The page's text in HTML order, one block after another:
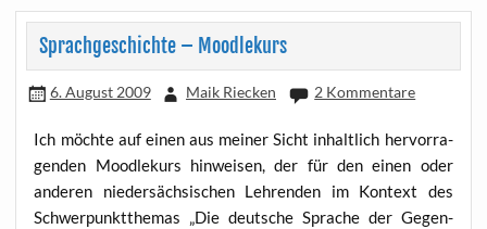
Sprachgeschichte – Moodlekurs
6. August 2009 Maik Riecken 2 Kommentare
Ich möch­te auf einen aus mei­ner Sicht inhalt­lich her­vor­ra­
gen­den Mood­le­kurs hin­wei­sen, der für den einen oder
ande­ren nie­der­säch­si­schen Leh­ren­den im Kon­text des
Schwer­punkt­the­mas „Die deut­sche Spra­che der Gegen­